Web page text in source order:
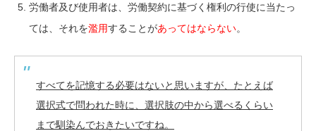
労働者及び使用者は、労働契約に基づく権利の行使に当たっ
ては、それを濫用することがあってはならない。
すべてを記憶する必要はないと思いますが、たとえば
選択式で問われた時に、選択肢の中から選べるくらい
まで馴染んでおきたいですね。